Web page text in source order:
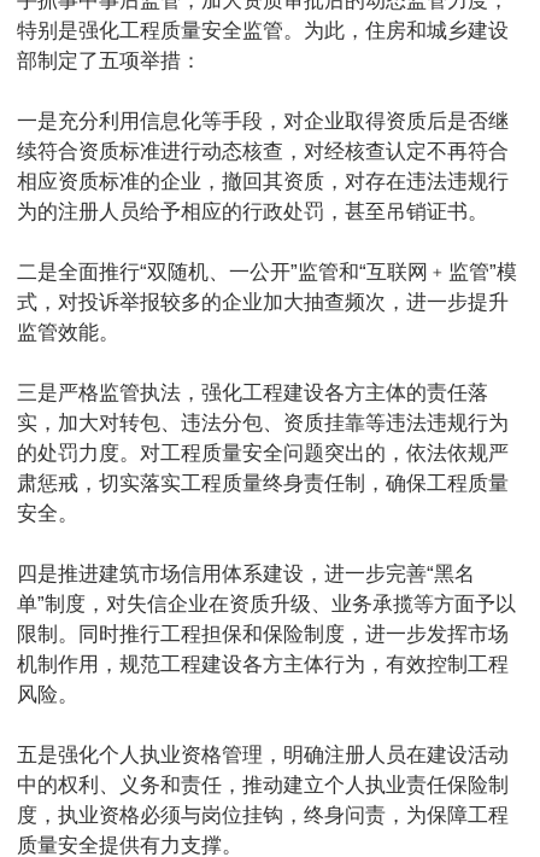
特别是强化工程质量安全监管。为此，住房和城乡建设
部制定了五项举措：
一是充分利用信息化等手段，对企业取得资质后是否继
续符合资质标准进行动态核查，对经核查认定不再符合
相应资质标准的企业，撤回其资质，对存在违法违规行
为的注册人员给予相应的行政处罚，甚至吊销证书。
二是全面推行“双随机、一公开”监管和“互联网﹢监管”模
式，对投诉举报较多的企业加大抽查频次，进一步提升
监管效能。
三是严格监管执法，强化工程建设各方主体的责任落
实，加大对转包、违法分包、资质挂靠等违法违规行为
的处罚力度。对工程质量安全问题突出的，依法依规严
肃惩戒，切实落实工程质量终身责任制，确保工程质量
安全。
四是推进建筑市场信用体系建设，进一步完善“黑名
单”制度，对失信企业在资质升级、业务承揽等方面予以
限制。同时推行工程担保和保险制度，进一步发挥市场
机制作用，规范工程建设各方主体行为，有效控制工程
风险。
五是强化个人执业资格管理，明确注册人员在建设活动
中的权利、义务和责任，推动建立个人执业责任保险制
度，执业资格必须与岗位挂钩，终身问责，为保障工程
质量安全提供有力支撑。